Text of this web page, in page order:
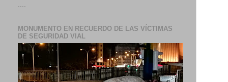
MONUMENTO EN RECUERDO DE LAS VÍCTIMAS
DE SEGURIDAD VIAL